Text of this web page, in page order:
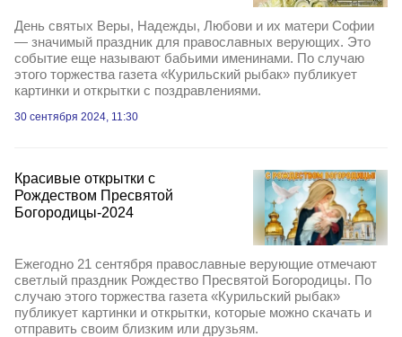
День святых Веры, Надежды, Любови и их матери Софии
— значимый праздник для православных верующих. Это
событие еще называют бабьими именинами. По случаю
этого торжества газета «Курильский рыбак» публикует
картинки и открытки с поздравлениями.
30 сентября 2024, 11:30
Красивые открытки с
Рождеством Пресвятой
Богородицы-2024
Ежегодно 21 сентября православные верующие отмечают
светлый праздник Рождество Пресвятой Богородицы. По
случаю этого торжества газета «Курильский рыбак»
публикует картинки и открытки, которые можно скачать и
отправить своим близким или друзьям.